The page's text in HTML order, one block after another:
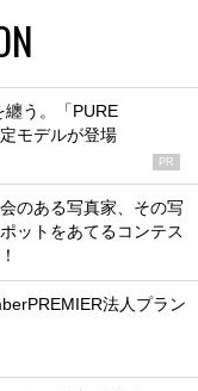
纏う。「PURE
モデルが登場
PR
のある写真家、その写
ットをあてるコンテス
法人プラン